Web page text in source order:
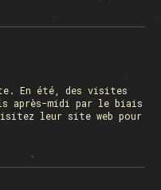
En été, des visites
après-midi par le biais
leur site web pour